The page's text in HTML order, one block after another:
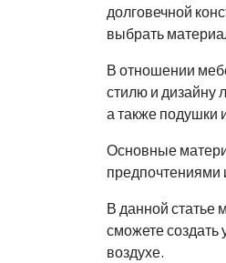
долговечной
выбрать
В отношении
стилю и дизайну
а также подушки
Основные
предпочтениями
В данной статье
сможете
воздухе.